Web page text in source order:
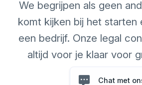
We begrijpen als geen
komt kijken bij het starten
een bedrijf. Onze legal
altijd voor je klaar voor
Chat met